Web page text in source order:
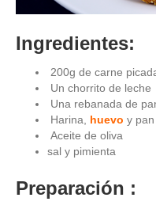
Ingredientes:
200g de carne
Un chorrito de leche
Una rebanada de
Harina, huevo y
Aceite de oliva
sal y pimienta
Preparación :